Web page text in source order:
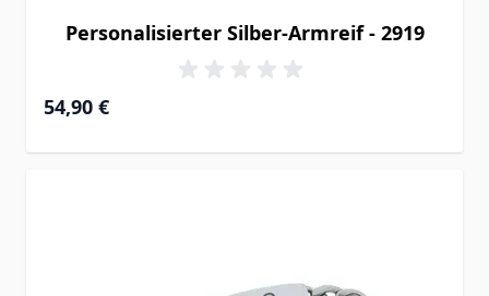
Personalisierter Silber-Armreif - 2919
54,90 €